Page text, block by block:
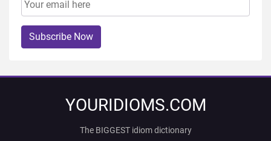
Subscribe Now
YOURIDIOMS.COM
The BIGGEST idiom dictionary